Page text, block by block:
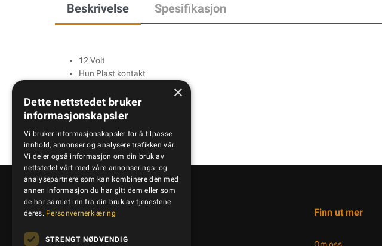
Beskrivelse Spesifikasjon
12 Volt
Hun Plast kontakt
Kontakt oss Finn ut mer
Om oss
×
Dette nettstedet bruker
informasjonskapsler
Vi bruker informasjonskapsler for å tilpasse
innhold, annonser og analysere trafikken vår.
Vi deler også informasjon om din bruk av
nettstedet vårt med våre annonserings- og
analysepartnere som kan kombinere den med
annen informasjon du har gitt dem eller som
de har samlet inn fra din bruk av tjenestene
deres. Personvernerklæring
STRENGT NØDVENDIG